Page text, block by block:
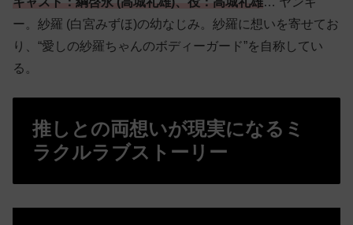
ー。紗羅 (白宮みずほ)の幼なじみ。紗羅に想いを寄せてお
り、“愛しの紗羅ちゃんのボディーガード”を自称してい
る。
推しとの両想いが現実になるミ
ラクルラブストーリー